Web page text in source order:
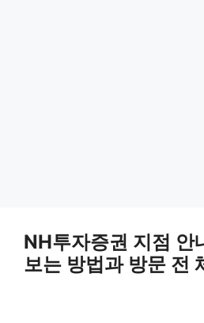
NH투자증권 지점 안
보는 방법과 방문 전